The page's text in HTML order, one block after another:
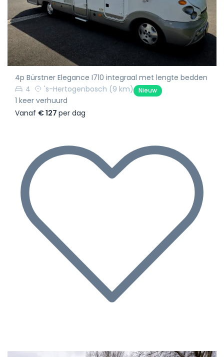
4p Bürstner Elegance I710 integraal met lengte bedden
4
's-Hertogenbosch (9 km) Nieuw
1 keer verhuurd
Vanaf € 127 per dag